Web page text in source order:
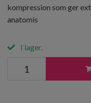
kompression som ger
anatomis
I lager.